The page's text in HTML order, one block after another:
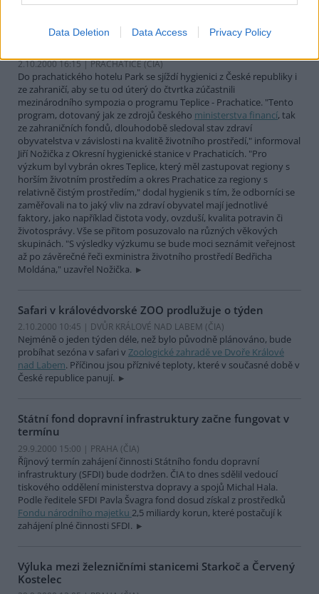
Data Deletion Data Access Privacy Policy
verze Plánu péče národního parku.
2.10.2000 16:15 | PRACHATICE (ČIA)
Do prachatického hotelu Park se sjíždí hygienici z České republiky i
ze zahraničí, aby se tu od úterý do čtvrtka zúčastnili
mezinárodního sympozia o programu Teplice - Prachatice. "Tento
program, dotovaný jak ze zdrojů českého ministerstva financí, tak
ze zahraničních fondů, dlouhodobě sledoval stav zdraví
obyvatelstva v závislosti na kvalitě životního prostředí," informoval
Jiří Nožička z Okresní hygienické stanice v Prachaticích. "Pro
výzkum byl vybrán okres Teplice, který měl zastupovat regiony s
horším životním prostředím a okres Prachatice za regiony s
relativně čistým prostředím," dodal hygienik s tím, že odborníci se
zaměřovali na to jaký vliv na zdraví obyvatel mají jednotlivé
faktory, jako například čistota vody, ovzduší, kvalita potravin či
životosprávy. Vše se přitom posuzovalo na různých věkových
skupinách. "S výsledky výzkumu se bude moci seznámit veřejnost
až po závěrečné řeči exministra životního prostředí Bedřicha
Moldána," uzavřel Nožička.
Safari v královédvorské ZOO prodlužuje o týden
2.10.2000 10:45 | DVŮR KRÁLOVÉ NAD LABEM (ČIA)
Nejméně o jeden týden déle, než bylo původně plánováno, bude
probíhat sezóna v safari v Zoologické zahradě ve Dvoře Králové
nad Labem. Příčinou jsou příznivé teploty, které v současné době v
České republice panují.
Státní fond dopravní infrastruktury začne fungovat v
termínu
29.9.2000 15:00 | PRAHA (ČIA)
Říjnový termín zahájení činnosti Státního fondu dopravní
infrastruktury (SFDI) bude dodržen. ČIA to dnes sdělil vedoucí
tiskového oddělení ministerstva dopravy a spojů Michal Hala.
Podle ředitele SFDI Pavla Švagra fond dosud získal z prostředků
Fondu národního majetku 2,5 miliardy korun, které postačují k
zahájení plné činnosti SFDI.
Výluka mezi železničními stanicemi Starkoč a Červený
Kostelec